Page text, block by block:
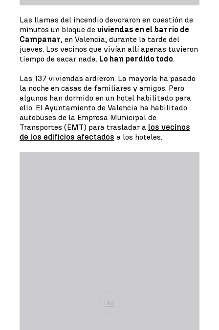
Las llamas del incendio devoraron en cuestión de
minutos un bloque de viviendas en el barrio de
Campanar, en Valencia, durante la tarde del
jueves. Los vecinos que vivían allí apenas tuvieron
tiempo de sacar nada. Lo han perdido todo.
Las 137 viviendas ardieron. La mayoría ha pasado
la noche en casas de familiares y amigos. Pero
algunos han dormido en un hotel habilitado para
ello. El Ayuntamiento de Valencia ha habilitado
autobuses de la Empresa Municipal de
Transportes (EMT) para trasladar a los vecinos
de los edificios afectados a los hoteles.
Ad